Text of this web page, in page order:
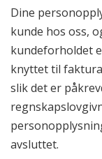
Dine
kunde hos oss,
kundeforholdet
knyttet til
slik det er
avsluttet.